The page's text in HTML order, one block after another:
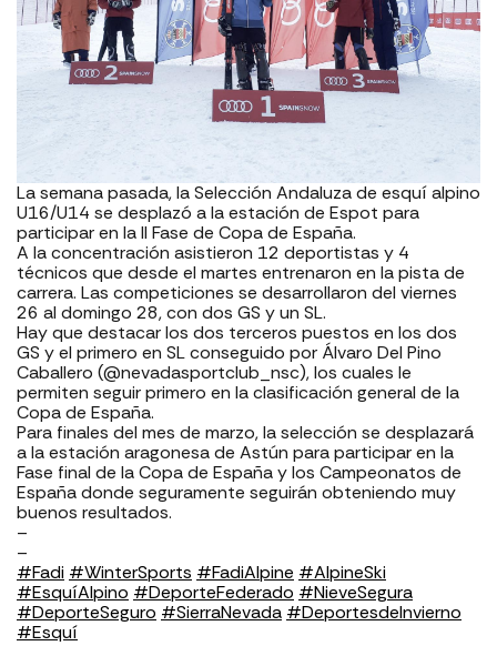
La semana pasada, la Selección Andaluza de esquí alpino
U16/U14 se desplazó a la estación de Espot para
participar en la II Fase de Copa de España.
A la concentración asistieron 12 deportistas y 4
técnicos que desde el martes entrenaron en la pista de
carrera. Las competiciones se desarrollaron del viernes
26 al domingo 28, con dos GS y un SL.
Hay que destacar los dos terceros puestos en los dos
GS y el primero en SL conseguido por Álvaro Del Pino
Caballero (@nevadasportclub_nsc), los cuales le
permiten seguir primero en la clasificación general de la
Copa de España.
Para finales del mes de marzo, la selección se desplazará
a la estación aragonesa de Astún para participar en la
Fase final de la Copa de España y los Campeonatos de
España donde seguramente seguirán obteniendo muy
buenos resultados.
–
–
#Fadi #WinterSports #FadiAlpine #AlpineSki
#EsquíAlpino #DeporteFederado #NieveSegura
#DeporteSeguro #SierraNevada #DeportesdeInvierno
#Esquí